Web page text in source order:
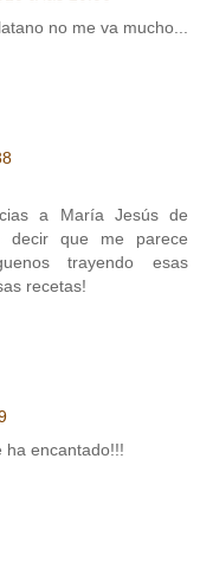
no me va mucho...
a María Jesús de
decir que me parece
trayendo esas
recetas!
ha encantado!!!